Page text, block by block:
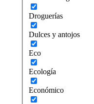
Droguerías
Dulces y antojos
Eco
Ecología
Económico